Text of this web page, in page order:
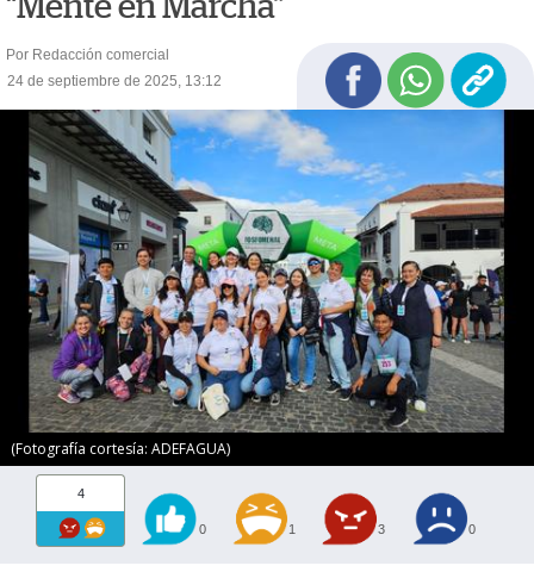
Por Redacción comercial
24 de septiembre de 2025, 13:12
(Fotografía cortesía: ADEFAGUA)
4
0 1 3 0